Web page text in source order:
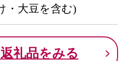
・大豆を含む)
礼品をみる